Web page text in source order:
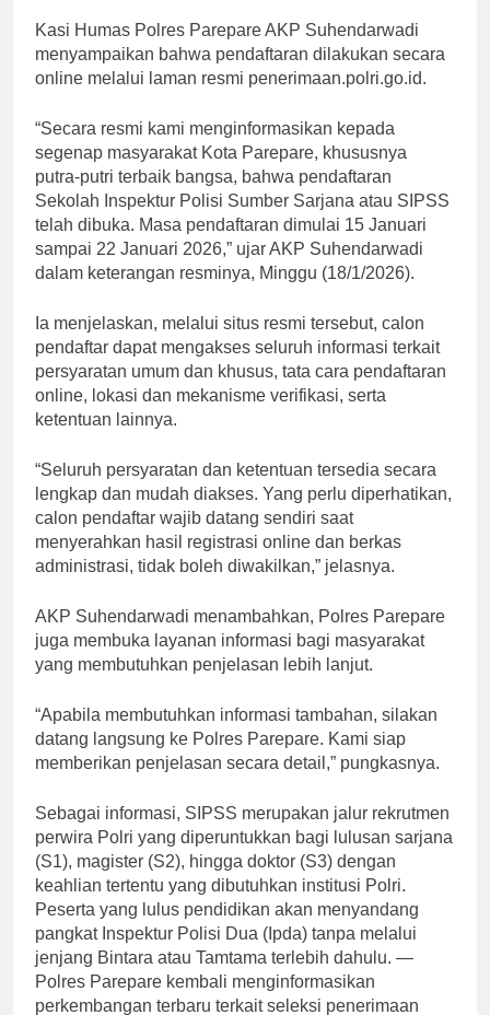
Kasi Humas Polres Parepare AKP Suhendarwadi
menyampaikan bahwa pendaftaran dilakukan secara
online melalui laman resmi penerimaan.polri.go.id.
“Secara resmi kami menginformasikan kepada
segenap masyarakat Kota Parepare, khususnya
putra-putri terbaik bangsa, bahwa pendaftaran
Sekolah Inspektur Polisi Sumber Sarjana atau SIPSS
telah dibuka. Masa pendaftaran dimulai 15 Januari
sampai 22 Januari 2026,” ujar AKP Suhendarwadi
dalam keterangan resminya, Minggu (18/1/2026).
Ia menjelaskan, melalui situs resmi tersebut, calon
pendaftar dapat mengakses seluruh informasi terkait
persyaratan umum dan khusus, tata cara pendaftaran
online, lokasi dan mekanisme verifikasi, serta
ketentuan lainnya.
“Seluruh persyaratan dan ketentuan tersedia secara
lengkap dan mudah diakses. Yang perlu diperhatikan,
calon pendaftar wajib datang sendiri saat
menyerahkan hasil registrasi online dan berkas
administrasi, tidak boleh diwakilkan,” jelasnya.
AKP Suhendarwadi menambahkan, Polres Parepare
juga membuka layanan informasi bagi masyarakat
yang membutuhkan penjelasan lebih lanjut.
“Apabila membutuhkan informasi tambahan, silakan
datang langsung ke Polres Parepare. Kami siap
memberikan penjelasan secara detail,” pungkasnya.
Sebagai informasi, SIPSS merupakan jalur rekrutmen
perwira Polri yang diperuntukkan bagi lulusan sarjana
(S1), magister (S2), hingga doktor (S3) dengan
keahlian tertentu yang dibutuhkan institusi Polri.
Peserta yang lulus pendidikan akan menyandang
pangkat Inspektur Polisi Dua (Ipda) tanpa melalui
jenjang Bintara atau Tamtama terlebih dahulu. —
Polres Parepare kembali menginformasikan
perkembangan terbaru terkait seleksi penerimaan